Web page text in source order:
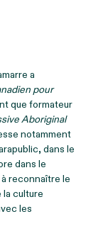
a
pour
que formateur
Aboriginal
notamment
dans le
dans le
reconnaître le
culture
les